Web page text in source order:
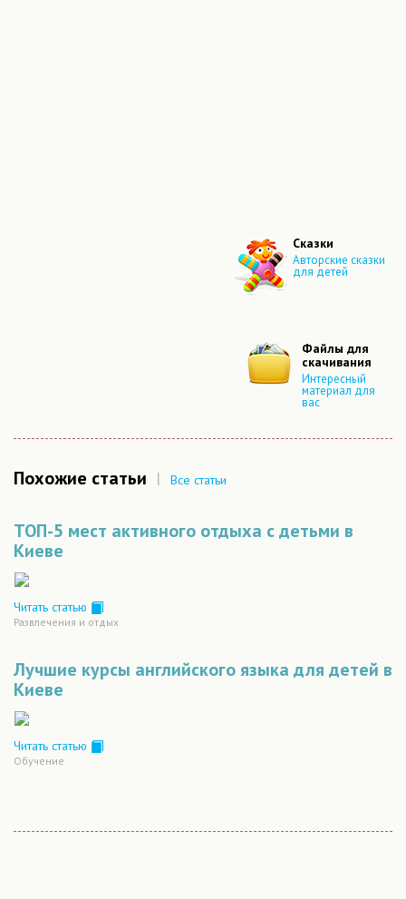
Сказки
Авторские сказки
для детей
Файлы для
скачивания
Интересный
материал для
вас
Похожие статьи | Все статьи
ТОП-5 мест активного отдыха с детьми в
Киеве
Читать статью
Развлечения и отдых
Лучшие курсы английского языка для детей в
Киеве
Читать статью
Обучение